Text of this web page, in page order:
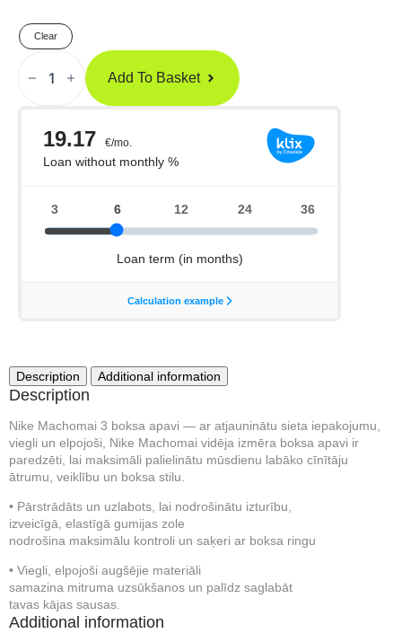
Clear
Add To Basket
Description Additional information
Description
Nike Machomai 3 boksa apavi — ar atjauninātu sieta iepakojumu,
viegli un elpojoši, Nike Machomai vidēja izmēra boksa apavi ir
paredzēti, lai maksimāli palielinātu mūsdienu labāko cīnītāju
ātrumu, veiklību un boksa stilu.
• Pārstrādāts un uzlabots, lai nodrošinātu izturību,
izveicīgā, elastīgā gumijas zole
nodrošina maksimālu kontroli un saķeri ar boksa ringu
• Viegli, elpojoši augšējie materiāli
samazina mitruma uzsūkšanos un palīdz saglabāt
tavas kājas sausas.
Additional information